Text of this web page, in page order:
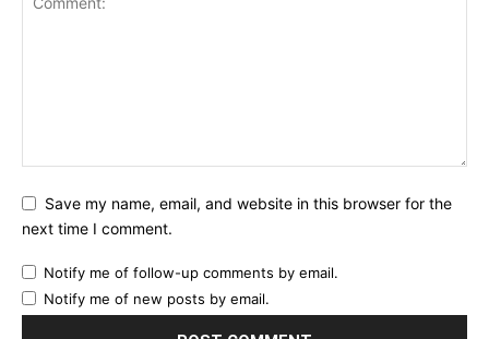
Save my name, email, and website in this browser for the
next time I comment.
Notify me of follow-up comments by email.
Notify me of new posts by email.